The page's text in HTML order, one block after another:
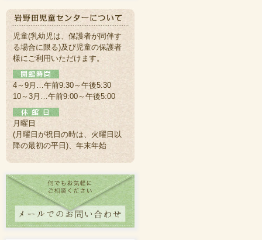
児童(乳幼児は、保護者が同伴す
る場合に限る)及び児童の保護者
様にご利用いただけます。
4～9月…午前9:30～午後5:30
10～3月…午前9:00～午後5:00
月曜日
(月曜日が祝日の時は、火曜日以
降の最初の平日)、年末年始